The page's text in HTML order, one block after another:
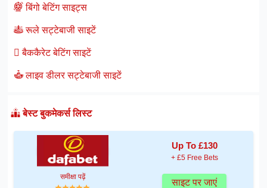
बिंगो बेटिंग साइट्स
रूले सट्टेबाजी साइटें
बैककैरेट बेटिंग साइटें
लाइव डीलर सट्टेबाजी साइटें
बेस्ट बुकमेकर्स लिस्ट
Up To £130
+ £5 Free Bets
समीक्षा पढ़ें
साइट पर जाएं